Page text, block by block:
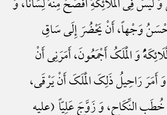
وَجْهاً، أَنْ یَحْضُرَ إِلَی سَاقِ
وَ الْمَلَکُ أَجْمَعُونَ، أَمَرَنِی أَنْ
أَمَرَ رَاحِیلُ ذَلِکَ الْمَلَکَ أَنْ یَرْقَی،
النِّکَاحِ، وَ زَوَّجَ عَلِیّاً (علیه